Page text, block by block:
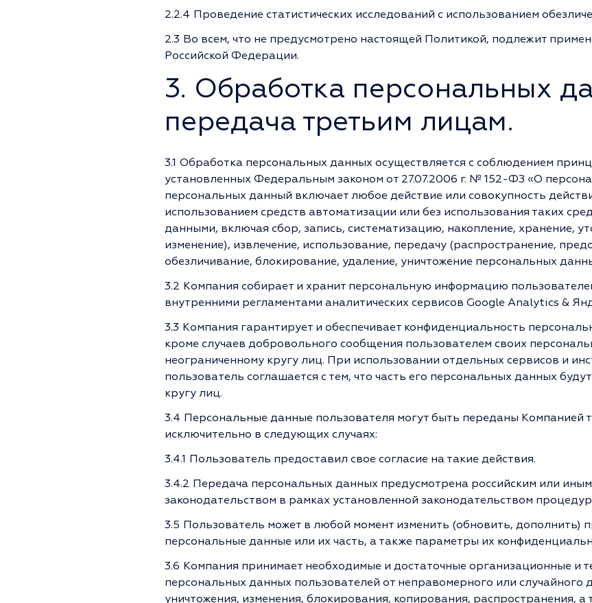
2.2.4 Проведение статистических исследований с использованием
2.3 Во всем, что не предусмотрено настоящей Политикой, подлежит
Российской Федерации.
3. Обработка персональных
передача третьим лицам.
3.1 Обработка персональных данных осуществляется с соблюдением
установленных Федеральным законом от 27.07.2006 г. № 152-ФЗ «О
персональных данный включает любое действие или совокупность
использованием средств автоматизации или без использования таких
данными, включая сбор, запись, систематизацию, накопление, хранение,
изменение), извлечение, использование, передачу (распространение,
обезличивание, блокирование, удаление, уничтожение персональных
3.2 Компания собирает и хранит персональную информацию
внутренними регламентами аналитических сервисов Google Analytics &
3.3 Компания гарантирует и обеспечивает конфиденциальность
кроме случаев добровольного сообщения пользователем своих
неограниченному кругу лиц. При использовании отдельных сервисов и
пользователь соглашается с тем, что часть его персональных данных
кругу лиц.
3.4 Персональные данные пользователя могут быть переданы Компанией
исключительно в следующих случаях:
3.4.1 Пользователь предоставил свое согласие на такие действия.
3.4.2 Передача персональных данных предусмотрена российским или
законодательством в рамках установленной законодательством
3.5 Пользователь может в любой момент изменить (обновить, дополнить)
персональные данные или их часть, а также параметры их
3.6 Компания принимает необходимые и достаточные организационные и
персональных данных пользователей от неправомерного или случайного
уничтожения, изменения, блокирования, копирования, распространения, а